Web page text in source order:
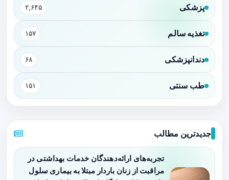
پزشکی ۲,۶۴۵
تغذیه سالم ۱۵۷
دندانپزشکی ۶۸
طب سنتی ۱۵۱
جدیدترین مطالب
تجربه‌های ارائه‌دهندگان خدمات بهداشتی در
مراقبت از زنان باردار مبتلا به بیماری سلول